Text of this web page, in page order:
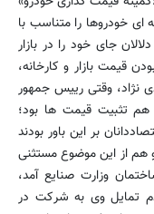
ای خودروها را متناسب با
جای خود را در بازار
قیمت بازار و کارخانه،
نژاد، وقتی رییس جمهور
تثبیت قیمت ها بود؛
بر این باور بودند
از این موضوع مستثنی
وزارت صنایع آمد،
تمایل وی به شرکت در